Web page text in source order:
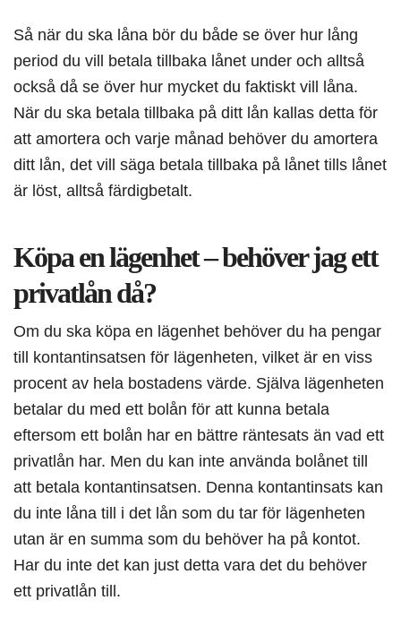
Så när du ska låna bör du både se över hur lång
period du vill betala tillbaka lånet under och alltså
också då se över hur mycket du faktiskt vill låna.
När du ska betala tillbaka på ditt lån kallas detta för
att amortera och varje månad behöver du amortera
ditt lån, det vill säga betala tillbaka på lånet tills lånet
är löst, alltså färdigbetalt.
Köpa en lägenhet – behöver jag ett
privatlån då?
Om du ska köpa en lägenhet behöver du ha pengar
till kontantinsatsen för lägenheten, vilket är en viss
procent av hela bostadens värde. Själva lägenheten
betalar du med ett bolån för att kunna betala
eftersom ett bolån har en bättre räntesats än vad ett
privatlån har. Men du kan inte använda bolånet till
att betala kontantinsatsen. Denna kontantinsats kan
du inte låna till i det lån som du tar för lägenheten
utan är en summa som du behöver ha på kontot.
Har du inte det kan just detta vara det du behöver
ett privatlån till.